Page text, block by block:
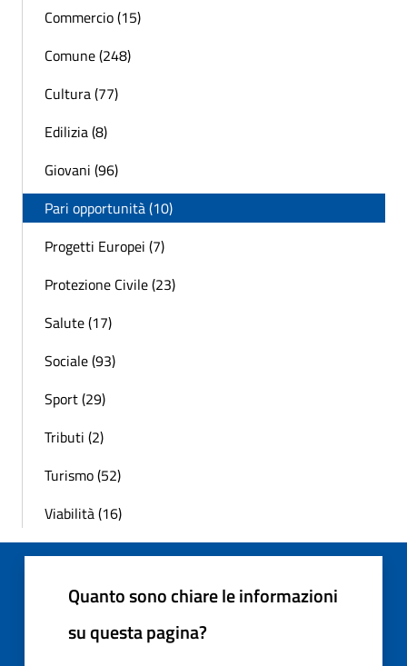
Commercio (15)
Comune (248)
Cultura (77)
Edilizia (8)
Giovani (96)
Pari opportunità (10)
Progetti Europei (7)
Protezione Civile (23)
Salute (17)
Sociale (93)
Sport (29)
Tributi (2)
Turismo (52)
Viabilità (16)
Quanto sono chiare le informazioni
su questa pagina?